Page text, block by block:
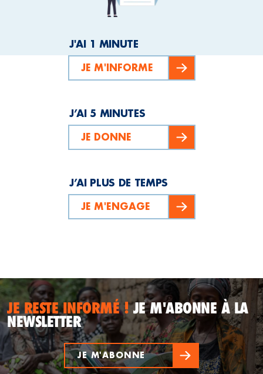
J'AI 1 MINUTE
JE M'INFORME
J’AI 5 MINUTES
JE DONNE
J’AI PLUS DE TEMPS
JE M'ENGAGE
JE RESTE INFORMÉ !JE M'ABONNE À LA
NEWSLETTER
JE M'ABONNE